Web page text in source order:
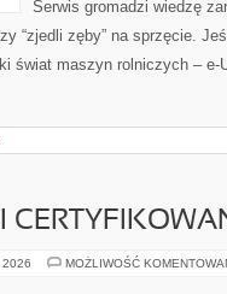
Serwis gromadzi wiedzę
“zjedli zęby” na sprzęcie.
świat maszyn rolniczych – e-
2026 MOŻLIWOŚĆ